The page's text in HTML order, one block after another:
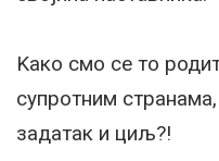
Kако смо се то
супротним
задатак и циљ?!